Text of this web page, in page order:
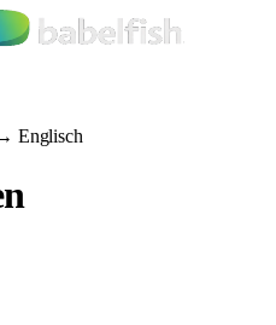
Englisch